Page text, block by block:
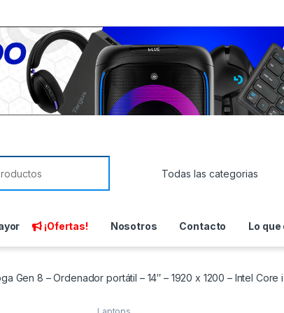
¡Ofertas! Nosotros Contacto Lo
Gen 8 – Ordenador portátil – 14″ – 1920 x 1200 – Intel